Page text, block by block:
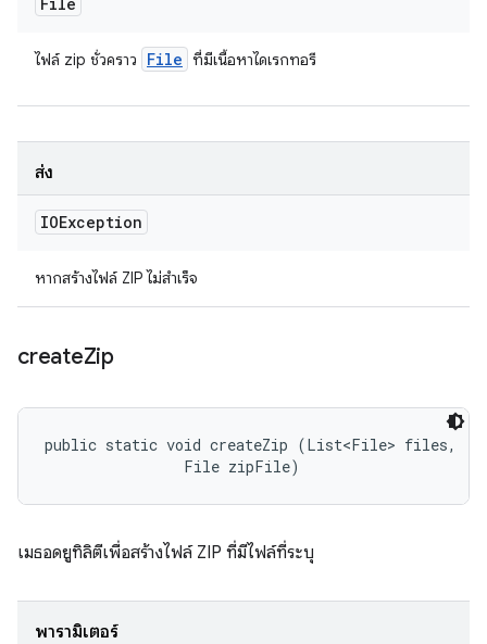
ไฟล์ zip ชั่วคราว File ที่มีเนื้อหาไดเรกทอรี
ส่ง
IOException
หากสร้างไฟล์ ZIP ไม่สำเร็จ
createZip
public static void createZip (List<File> files,
                File zipFile)
เมธอดยูทิลิตีเพื่อสร้างไฟล์ ZIP ที่มีไฟล์ที่ระบุ
พารามิเตอร์